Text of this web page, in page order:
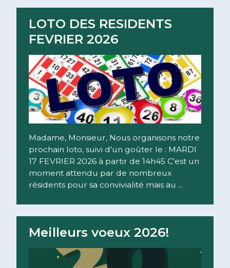
Lire la suite
LOTO DES RESIDENTS
FEVRIER 2026
Madame, Monsieur, Nous organisons notre
prochain loto, suivi d'un goûter le : MARDI
17 FEVRIER 2026 à partir de 14h45 C'est un
moment attendu par de nombreux
résidents pour sa convivialité mais au ...
Lire la suite
Meilleurs voeux 2026!